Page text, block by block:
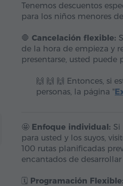
Tenemos descuentos
para los niños menores
🛑 Cancelación flexible:
de la hora de empieza y
presentarse, usted
🙌 🙌 🙌 Entonces, si
personas, la página "
🤩 Enfoque individual: Si
para usted y los suyos,
100 rutas planificadas
encantados de
🗓️ Programación Flexible: